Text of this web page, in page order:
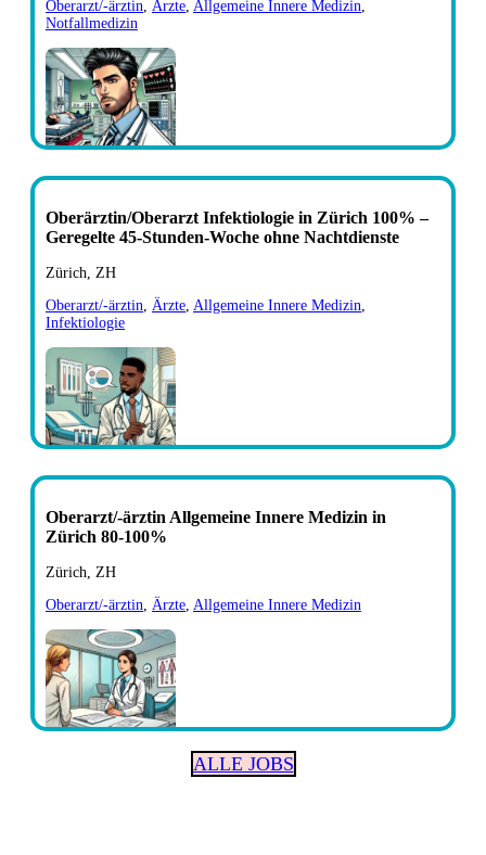
Oberarzt/-ärztin Ärzte Allgemeine Innere Medizin
Notfallmedizin
Oberärztin/Oberarzt Infektiologie in Zürich 100% –
Geregelte 45-Stunden-Woche ohne Nachtdienste
Zürich, ZH
Oberarzt/-ärztin
Ärzte Allgemeine Innere Medizin
Infektiologie
Oberarzt/-ärztin Allgemeine Innere Medizin in
Zürich 80-100%
Zürich, ZH
Oberarzt/-ärztin
Ärzte Allgemeine Innere Medizin
ALLE JOBS